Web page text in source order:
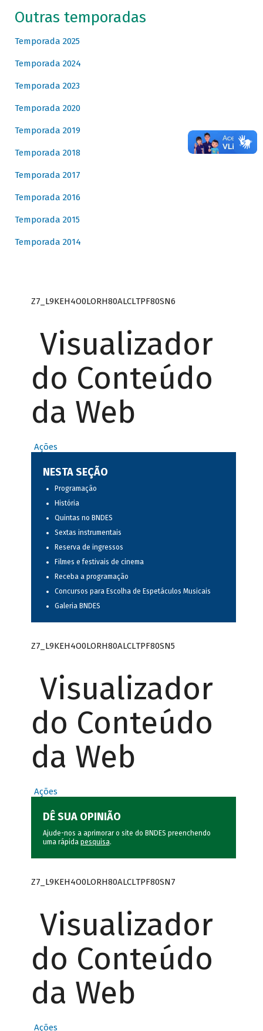
Outras temporadas
Temporada 2025
Temporada 2024
Temporada 2023
Temporada 2020
Temporada 2019
Temporada 2018
Temporada 2017
Temporada 2016
Temporada 2015
Temporada 2014
Z7_L9KEH4O0LORH80ALCLTPF80SN6
Visualizador
do Conteúdo
da Web
Ações
NESTA SEÇÃO
Programação
História
Quintas no BNDES
Sextas instrumentais
Reserva de ingressos
Filmes e festivais de cinema
Receba a programação
Concursos para Escolha de Espetáculos Musicais
Galeria BNDES
Z7_L9KEH4O0LORH80ALCLTPF80SN5
Visualizador
do Conteúdo
da Web
Ações
DÊ SUA OPINIÃO
Ajude-nos a aprimorar o site do BNDES preenchendo
uma rápida pesquisa.
Z7_L9KEH4O0LORH80ALCLTPF80SN7
Visualizador
do Conteúdo
da Web
Ações